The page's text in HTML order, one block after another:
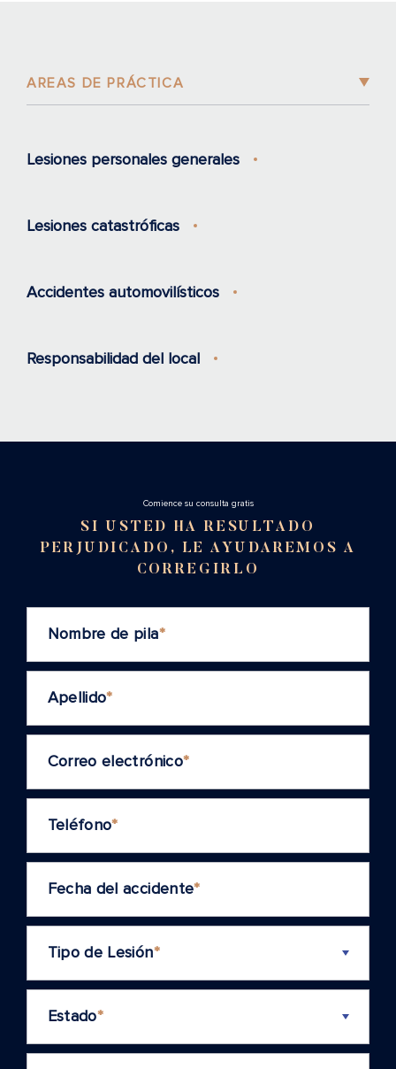
AREAS DE PRÁCTICA
Lesiones personales generales
Lesiones catastróficas
Accidentes automovilísticos
Responsabilidad del local
Cоmience su consulta gratis
SI USTED HA RESULTADO
PERJUDICADO, LE AYUDAREMOS A
CORREGIRLO
Nombre de pila*
Apellido*
Correo electrónico*
Teléfono*
Fecha del accidente*
Tipo de Lesión*
Estado*